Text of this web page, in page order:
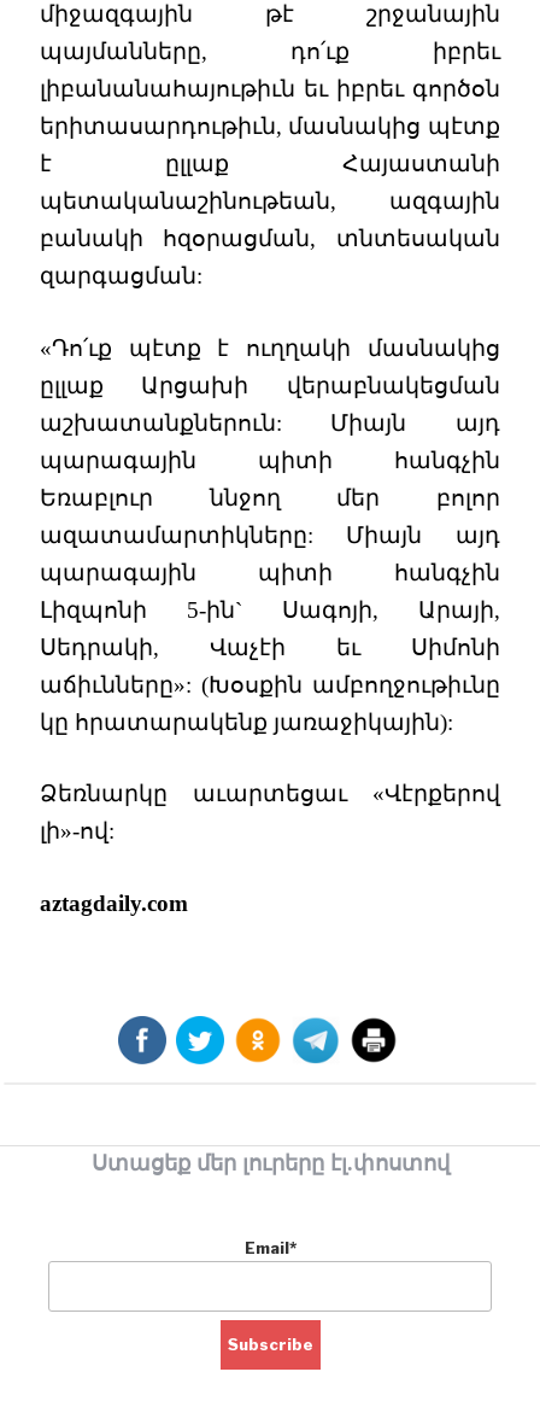
միջազգային թէ շրջանային
պայմանները, դո՛ւք իբրեւ
լիբանանահայութիւն եւ իբրեւ գործօն
երիտասարդութիւն, մասնակից պէտք
է ըլլաք Հայաստանի
պետականաշինութեան, ազգային
բանակի հզօրացման, տնտեսական
զարգացման:
«Դո՛ւք պէտք է ուղղակի մասնակից
ըլլաք Արցախի վերաբնակեցման
աշխատանքներուն: Միայն այդ
պարագային պիտի հանգչին
Եռաբլուր ննջող մեր բոլոր
ազատամարտիկները: Միայն այդ
պարագային պիտի հանգչին
Լիզպոնի 5-ին` Սագոյի, Արայի,
Սեդրակի, Վաչէի եւ Սիմոնի
աճիւնները»: (Խօսքին ամբողջութիւնը
կը հրատարակենք յառաջիկային):
Ձեռնարկը աւարտեցաւ «Վէրքերով
լի»-ով:
aztagdaily.com
Ստացեք մեր լուրերը էլ.փոստով
Email*